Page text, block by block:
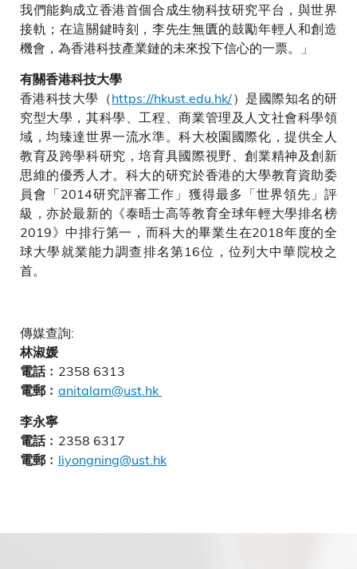
我們能夠成立香港首個合成生物科技研究平台，與世界
接軌；在這關鍵時刻，李先生無匱的鼓勵年輕人和創造
機會，為香港科技產業鏈的未來投下信心的一票。」
有關香港科技大學
香港科技大學（https://hkust.edu.hk/）是國際知名的研
究型大學，其科學、工程、商業管理及人文社會科學領
域，均臻達世界一流水準。科大校園國際化，提供全人
教育及跨學科研究，培育具國際視野、創業精神及創新
思維的優秀人才。科大的研究於香港的大學教育資助委
員會「2014研究評審工作」獲得最多「世界領先」評
級，亦於最新的《泰晤士高等教育全球年輕大學排名榜
2019》中排行第一，而科大的畢業生在2018年度的全
球大學就業能力調查排名第16位，位列大中華院校之
首。
傳媒查詢:
林淑媛
電話﹕ 2358 6313
電郵﹕ anitalam@ust.hk
李永寧
電話﹕ 2358 6317
電郵﹕ liyongning@ust.hk